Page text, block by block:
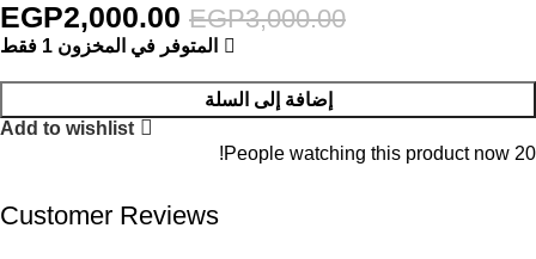
EGP3,000.00
EGP2,000.00
المتوفر في المخزون 1 فقط
إضافة إلى السلة
Add to wishlist
20
People watching this product now!
Customer Reviews